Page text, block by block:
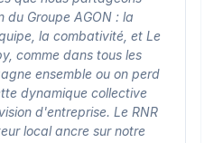
du Groupe AGON : la
la combativité, et Le
comme dans tous les
ensemble ou on perd
dynamique collective
d'entreprise. Le RNR
local ancre sur notre